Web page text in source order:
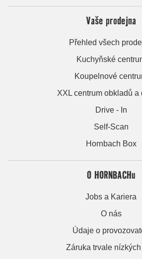
Vaše prodejna
Přehled všech
Kuchyňské
Koupelnové
XXL centrum obkladů a
Drive - In
Self-Scan
Hornbach Box
O HORNBACHu
Jobs a Kariera
O nás
Údaje o
Záruka trvale